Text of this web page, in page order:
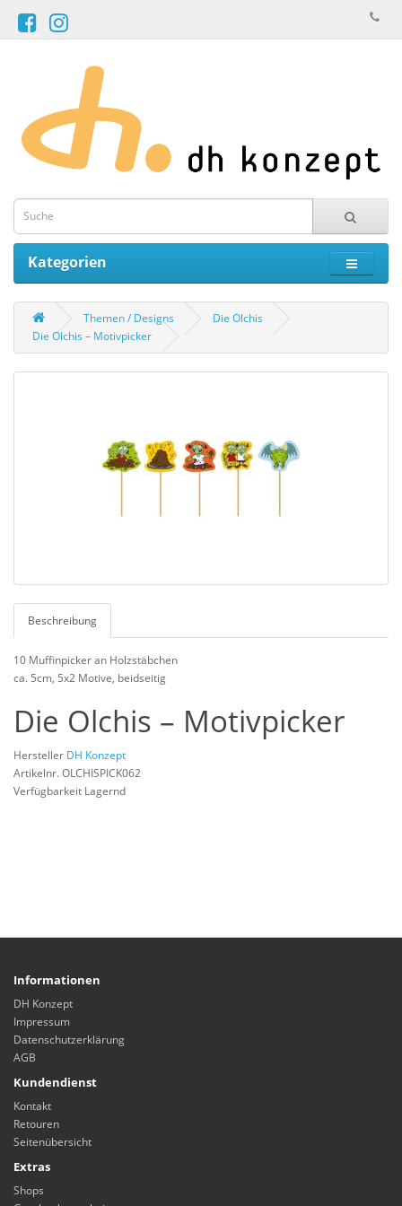
Kategorien
Themen / Designs
Die Olchis
Die Olchis – Motivpicker
Beschreibung
10 Muffinpicker an Holzstäbchen
ca. 5cm, 5x2 Motive, beidseitig
Die Olchis – Motivpicker
Hersteller DH Konzept
Artikelnr. OLCHISPICK062
Verfügbarkeit Lagernd
Informationen
DH Konzept
Impressum
Datenschutzerklärung
AGB
Kundendienst
Kontakt
Retouren
Seitenübersicht
Extras
Shops